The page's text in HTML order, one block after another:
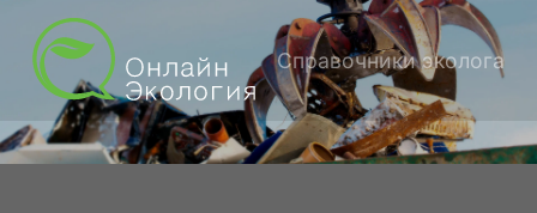
Справочники эколога